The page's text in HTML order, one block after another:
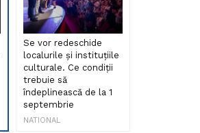
Se vor redeschide
localurile și instituțiile
culturale. Ce condiții
trebuie să
îndeplinească de la 1
septembrie
NATIONAL